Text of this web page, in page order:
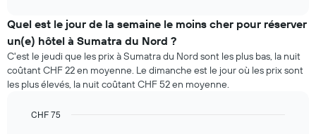
indique
le
prix
moyen
d'une
chambre
mois
Quel est le jour de la semaine le moins cher pour réserver
un(e) hôtel à Sumatra du Nord ?
C'est le jeudi que les prix à Sumatra du Nord sont les plus bas, la nuit
coûtant CHF 22 en moyenne. Le dimanche est le jour où les prix sont
les plus élevés, la nuit coûtant CHF 52 en moyenne.
CHF 75